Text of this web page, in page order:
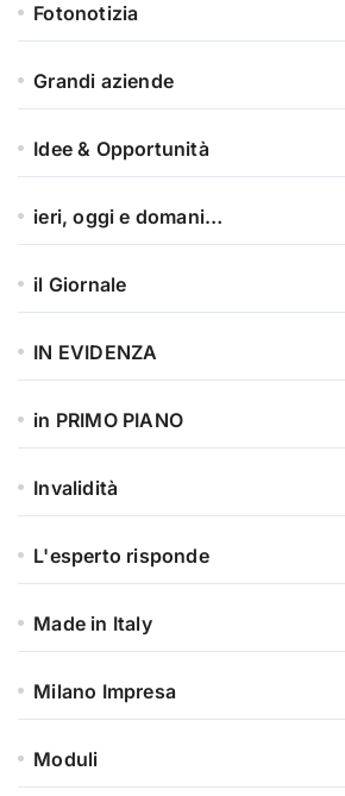
Fotonotizia
Grandi aziende
Idee & Opportunità
ieri, oggi e domani…
il Giornale
IN EVIDENZA
in PRIMO PIANO
Invalidità
L'esperto risponde
Made in Italy
Milano Impresa
Moduli